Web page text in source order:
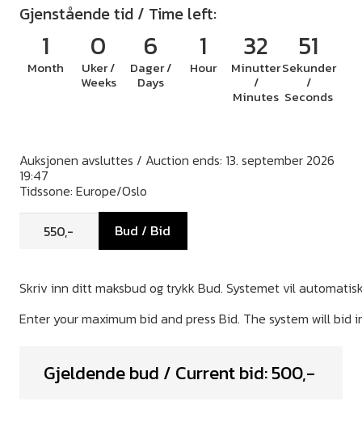
Gjenstående tid / Time left:
1
Month
0
Uker /
Weeks
6
Dager /
Days
1
Hour
32
Minutter
/
Minutes
51
Sekunder
/
Seconds
Auksjonen avsluttes / Auction ends: 13. september 2026
19:47
Tidssone: Europe/Oslo
Bud / Bid
Gjeldende bud / Current bid:500,-